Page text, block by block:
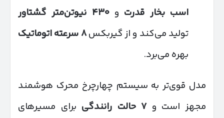
اسب بخار قدرت و۴۳۰ نیوتن‌متر گشتاور
تولید می‌کند و از گیربکس۸ سرعته اتوماتیک
بهره می‌برد.
مدل قوی‌تر به سیستم چهارچرخ محرک هوشمند
مجهز است و۷ حالت رانندگی برای مسیرهای